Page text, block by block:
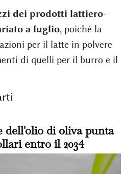
dei prodotti lattiero-
a luglio, poiché la
per il latte in polvere
di quelli per il burro e il
dell'olio di oliva punta
entro il 2034